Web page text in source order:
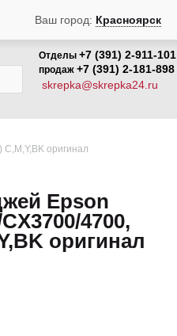
Ваш город: Красноярск
Отделы +7 (391) 2-911-101
продаж +7 (391) 2-181-898
skrepka@skrepka24.ru
оригинал
Epson
4700,
оригинал